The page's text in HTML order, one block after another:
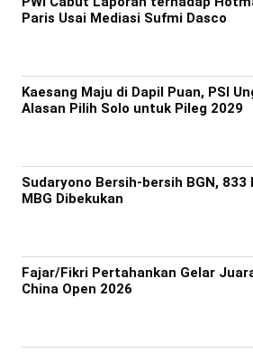
Paris Usai Mediasi Sufmi Dasco
Kaesang Maju di Dapil Puan, PSI
Alasan Pilih Solo untuk Pileg 2029
Sudaryono Bersih-bersih BGN, 833
MBG Dibekukan
Fajar/Fikri Pertahankan Gelar
China Open 2026